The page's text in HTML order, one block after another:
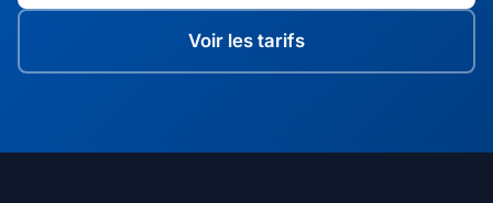
Voir les tarifs